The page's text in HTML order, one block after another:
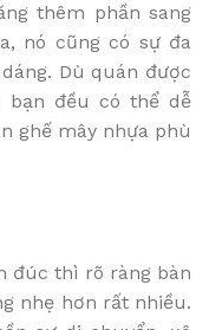
thêm phần sang
nó cũng có sự đa
Dù quán được
bạn đều có thể dễ
ghế mây nhựa phù
đúc thì rõ ràng bàn
nhẹ hơn rất nhiều.